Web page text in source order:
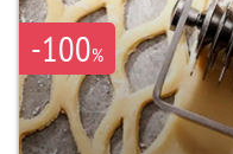
-100%